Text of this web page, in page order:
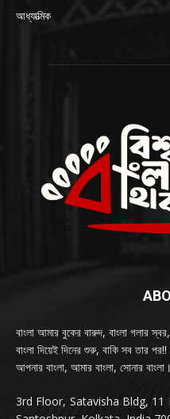
আধ্যাত্মিক
বাংলা আমার বুকের বারুদ, বাংলা গলার স্বর,
বাংলা দিয়েই দিনের শুরু, বাকি সব তার পর!!
আপনার বাংলা, আমার বাংলা, সোনার
3rd Floor, Satavisha Bldg, 11